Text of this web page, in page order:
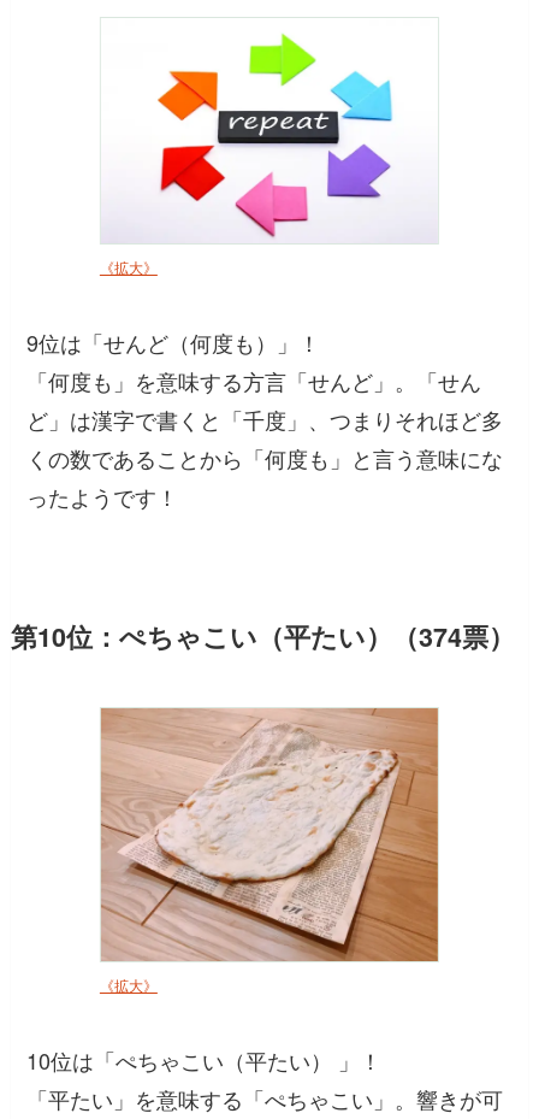
《拡大》
9位は「せんど（何度も）」！
「何度も」を意味する方言「せんど」。「せん
ど」は漢字で書くと「千度」、つまりそれほど多
くの数であることから「何度も」と言う意味にな
ったようです！
第10位：ぺちゃこい（平たい）（374票）
《拡大》
10位は「ぺちゃこい（平たい） 」！
「平たい」を意味する「ぺちゃこい」。響きが可